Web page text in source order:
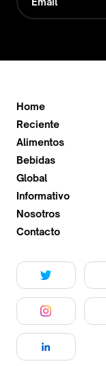
Home
Reciente
Alimentos
Bebidas
Global
Informativo
Nosotros
Contacto